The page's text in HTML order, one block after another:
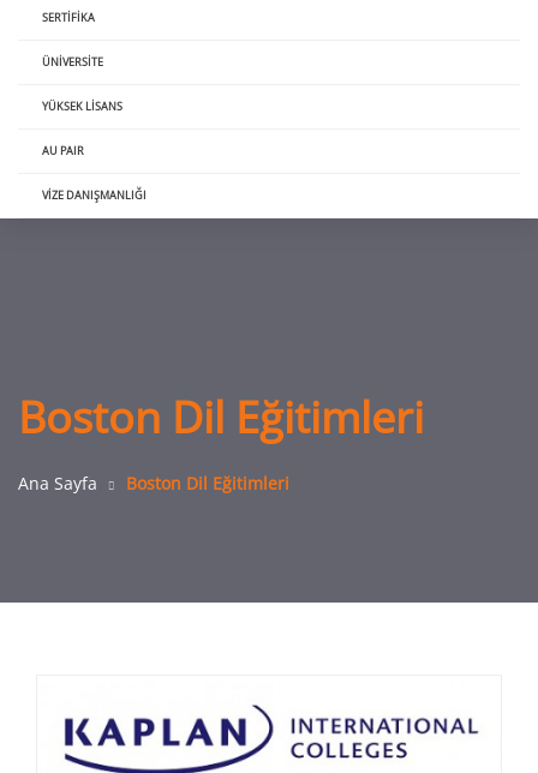
SERTIFIKA
ÜNIVERSITE
YÜKSEK LISANS
AU PAIR
VIZE DANIŞMANLIĞI
Boston Dil Eğitimleri
Ana Sayfa Boston Dil Eğitimleri